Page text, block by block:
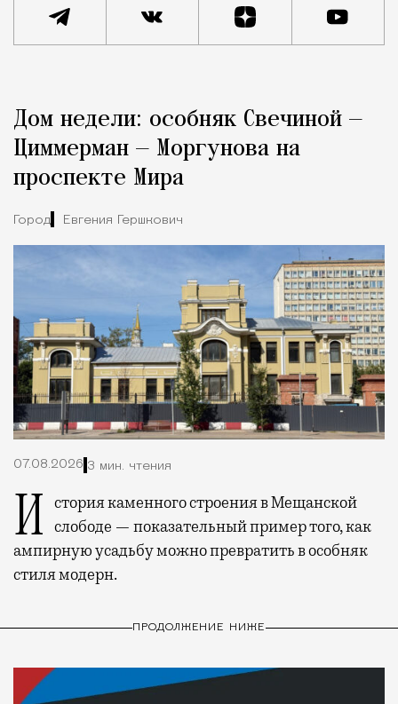
Город
Дом недели: особняк Свечиной —
Циммерман — Моргунова на
проспекте Мира
Город Евгения Гершкович
07.08.2026 3 мин. чтения
История каменного строения в Мещанской слободе — показательный пример того, как
ампирную усадьбу можно превратить в особняк
стиля модерн.
ПРОДОЛЖЕНИЕ НИЖЕ